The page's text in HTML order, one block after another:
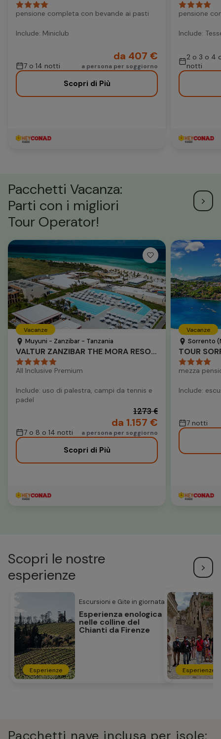
pensione completa con bevande ai pasti
Include: Miniclub
7 o 14 notti
da 407 €
a persona per soggiorno
Scopri di Più
pensione
Include:
2 o 3 o 4
notti
Pacchetti Vacanza:
Parti con i migliori
Tour Operator!
Vacanze
Muyuni - Zanzibar - Tanzania
VALTUR ZANZIBAR THE MORA RESORT
All Inclusive Premium
Include: uso di palestra, campi da tennis e
padel
7 o 8 o 14 notti
1273 €
da 1.157 €
a persona per soggiorno
Scopri di Più
Vacanze
Sorrento
TOUR
mezza
Include:
7 notti
Scopri le nostre
esperienze
Esperienze
Escursioni e Gite in giornata
Esperienza enologica
nelle colline del
Chianti da Firenze
Esperienze
Pacchetti nave inclusa per isole: